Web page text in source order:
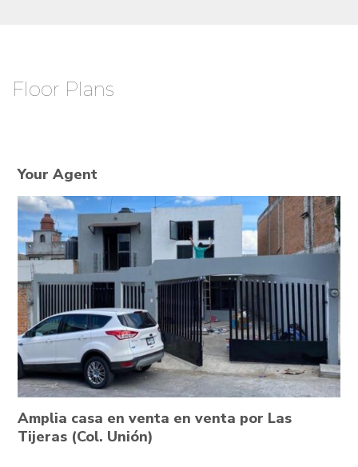
Floor Plans
Your Agent
Amplia casa en venta en venta por Las
Tijeras (Col. Unión)